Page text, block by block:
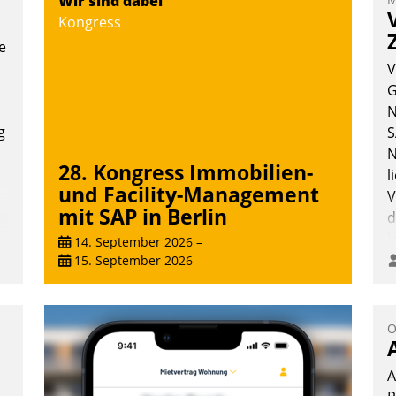
Vernetzungsideen fürs Quartier.
Dazwischen zeigte Datatrain, was es
Kongress
28. Kongress Immobilien-
und Facility-Management
mit SAP in Berlin
14. September 2026 –
15. September 2026